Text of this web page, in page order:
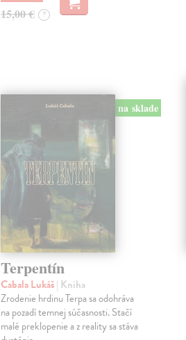
15,00 € ?
na sklade
Terpentín
Cabala Lukáš| Kniha
Zrodenie hrdinu Terpa sa odohráva
na pozadí temnej súčasnosti. Stačí
malé preklopenie a z reality sa stáva